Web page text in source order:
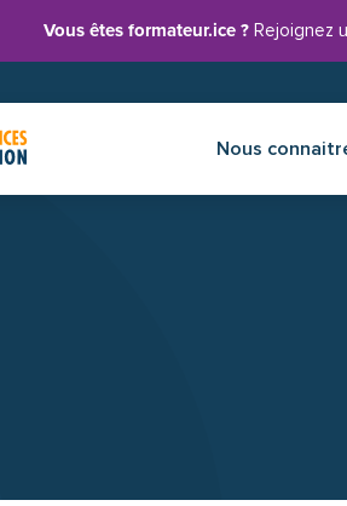
Vous êtes formateur.ice ?Rejoignez
NousNous